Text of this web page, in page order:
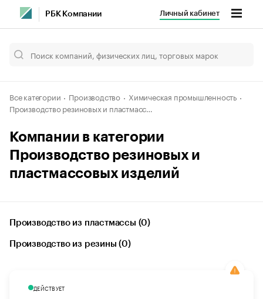
РБК Компании Личный кабинет
Все категории Производство
Химическая промышленность
Производство резиновых и пластмассовых изделий
Компании в категории
Производство резиновых и
пластмассовых изделий
Производство из пластмассы (0)
Производство из резины (0)
ДЕЙСТВУЕТ